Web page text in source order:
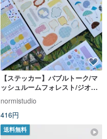
【ステッカー】バブルトーク/マ
ッシュルームフォレスト/ジオメ
トリックパーティー ふきだし付
箋パッチワーク手帳素材
normistudio
416円
送料無料